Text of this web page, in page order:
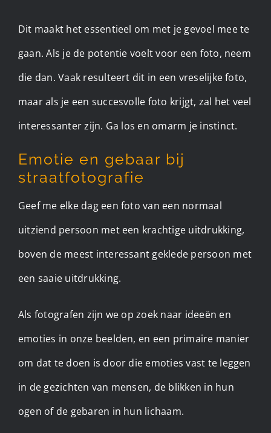
Dit maakt het essentieel om met je gevoel mee te
gaan. Als je de potentie voelt voor een foto, neem
die dan. Vaak resulteert dit in een vreselijke foto,
maar als je een succesvolle foto krijgt, zal het veel
interessanter zijn. Ga los en omarm je instinct.
Emotie en gebaar bij
straatfotografie
Geef me elke dag een foto van een normaal
uitziend persoon met een krachtige uitdrukking,
boven de meest interessant geklede persoon met
een saaie uitdrukking.
Als fotografen zijn we op zoek naar ideeën en
emoties in onze beelden, en een primaire manier
om dat te doen is door die emoties vast te leggen
in de gezichten van mensen, de blikken in hun
ogen of de gebaren in hun lichaam.